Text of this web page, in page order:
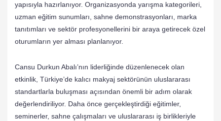
yapısıyla hazırlanıyor. Organizasyonda yarışma kategorileri,
uzman eğitim sunumları, sahne demonstrasyonları, marka
tanıtımları ve sektör profesyonellerini bir araya getirecek özel
oturumların yer alması planlanıyor.
Cansu Durkun Abalı’nın liderliğinde düzenlenecek olan
etkinlik, Türkiye’de kalıcı makyaj sektörünün uluslararası
standartlarla buluşması açısından önemli bir adım olarak
değerlendiriliyor. Daha önce gerçekleştirdiği eğitimler,
seminerler, sahne çalışmaları ve uluslararası iş birlikleriyle